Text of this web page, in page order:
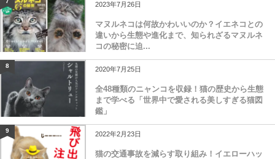
2023年7月26日
マヌルネコは何故かわいいのか？イエネコとの
違いから生態や進化まで、知られざるマヌルネ
コの秘密に迫...
8 2020年7月25日
全48種類のニャンコを収録！猫の歴史から生態
まで学べる「世界中で愛される美しすぎる猫図
鑑」
9 2022年2月23日
猫の交通事故を減らす取り組み！イエローハッ